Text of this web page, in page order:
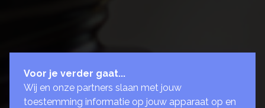
Voor je verder gaat...
Wij en onze partners slaan met jouw
toestemming informatie op jouw apparaat op en